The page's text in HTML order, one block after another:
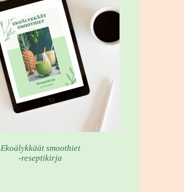
Ekoälykkäät smoothiet
-reseptikirja